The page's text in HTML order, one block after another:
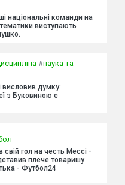
національні команди на
виступають
#наука та
висловив думку:
з Буковиною є
свій гол на честь Мессі -
плече товаришу
- Футбол24